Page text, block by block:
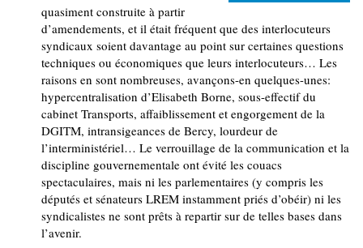
quasiment construite à partir
d’amendements, et il était fréquent que des interlocuteurs
syndicaux soient davantage au point sur certaines questions
techniques ou économiques que leurs interlocuteurs… Les
raisons en sont nombreuses, avançons-en quelques-unes:
hypercentralisation d’Elisabeth Borne, sous-effectif du
cabinet Transports, affaiblissement et engorgement de la
DGITM, intransigeances de Bercy, lourdeur de
l’interministériel… Le verrouillage de la communication et la
discipline gouvernementale ont évité les couacs
spectaculaires, mais ni les parlementaires (y compris les
députés et sénateurs LREM instamment priés d’obéir) ni les
syndicalistes ne sont prêts à repartir sur de telles bases dans
l’avenir.